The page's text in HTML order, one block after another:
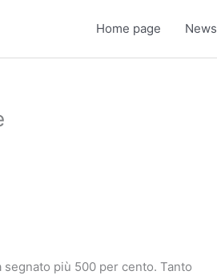
Home page News
più 500 per cento. Tanto